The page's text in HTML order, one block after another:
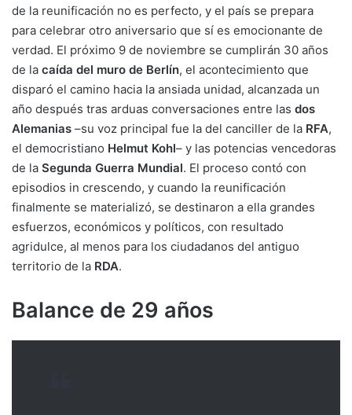
de la reunificación no es perfecto, y el país se prepara
para celebrar otro aniversario que sí es emocionante de
verdad. El próximo 9 de noviembre se cumplirán 30 años
de la caída del muro de Berlín, el acontecimiento que
disparó el camino hacia la ansiada unidad, alcanzada un
año después tras arduas conversaciones entre las dos
Alemanias –su voz principal fue la del canciller de la RFA,
el democristiano Helmut Kohl– y las potencias vencedoras
de la Segunda Guerra Mundial. El proceso contó con
episodios in crescendo, y cuando la reunificación
finalmente se materializó, se destinaron a ella grandes
esfuerzos, económicos y políticos, con resultado
agridulce, al menos para los ciudadanos del antiguo
territorio de la RDA.
Balance de 29 años